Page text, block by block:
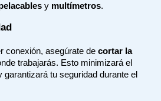
y multímetros.
conexión, asegúrate de cortar la
trabajarás. Esto minimizará el
garantizará tu seguridad durante el